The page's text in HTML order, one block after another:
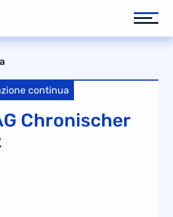
continua
Chronischer